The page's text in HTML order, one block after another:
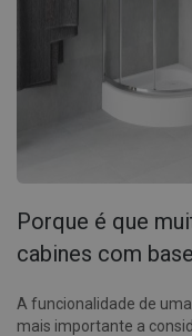
Porque é que
cabines com
A funcionalidade de
mais importante a